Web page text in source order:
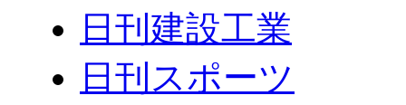
日刊建設工業
日刊スポーツ